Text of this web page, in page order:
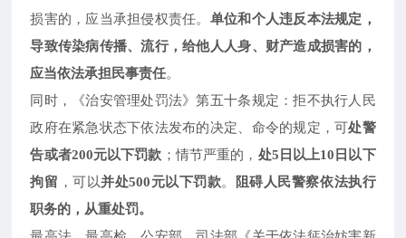
损害的，应当承担侵权责任。 单位和个人违反本法规定，
导致传染病传播、流行，给他人人身、财产造成损害的，
应当依法承担民事责任。
同时，《治安管理处罚法》第五十条规定：拒不执行人民
政府在紧急状态下依法发布的决定、命令的规定，可处警
告或者200元以下罚款 ；情节严重的， 处5日以上10日以下
拘留 ，可以并处500元以下罚款。
阻碍人民警察依法执行
职务的，从重处罚。